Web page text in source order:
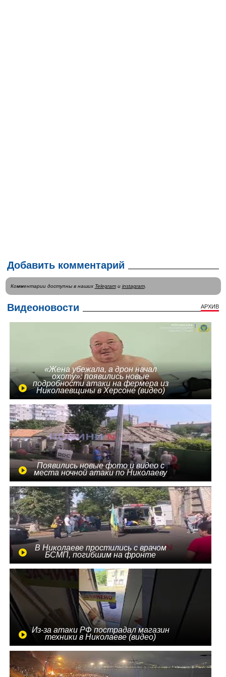
Добавить комментарий
Комментарии доступны в наших Telegramи instagram.
Видеоновости АРХИВ
«Жена убежала, а дрон начал
охоту»: появились новые
подробности атаки на фермера из
Николаевщины в Херсоне (видео)
Появились новые фото и видео с
места ночной атаки по Николаеву
В Николаеве простились с врачом
БСМП, погибшим на фронте
Из-за атаки РФ пострадал магазин
техники в Николаеве (видео)